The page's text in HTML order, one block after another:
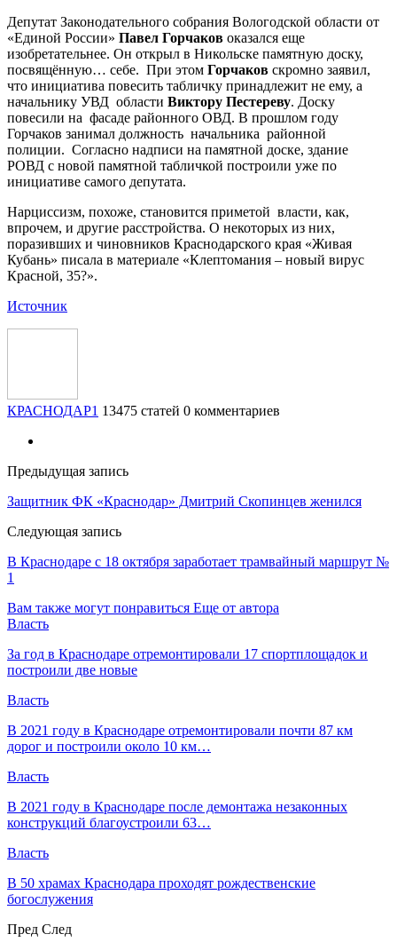
Депутат Законодательного собрания Вологодской области от
«Единой России» Павел Горчаков оказался еще
изобретательнее. Он открыл в Никольске памятную доску,
посвящённую… себе. При этом Горчаков скромно заявил,
что инициатива повесить табличку принадлежит не ему, а
начальнику УВД области Виктору Пестереву. Доску
повесили на фасаде районного ОВД. В прошлом году
Горчаков занимал должность начальника районной
полиции. Согласно надписи на памятной доске, здание
РОВД с новой памятной табличкой построили уже по
инициативе самого депутата.
Нарциссизм, похоже, становится приметой власти, как,
впрочем, и другие расстройства. О некоторых из них,
поразивших и чиновников Краснодарского края «Живая
Кубань» писала в материале «Клептомания – новый вирус
Красной, 35?».
Источник
КРАСНОДАР1 13475 статей 0 комментариев
Предыдущая запись
Защитник ФК «Краснодар» Дмитрий Скопинцев женился
Следующая запись
В Краснодаре с 18 октября заработает трамвайный маршрут №
1
Вам также могут понравиться Еще от автора
Власть
За год в Краснодаре отремонтировали 17 спортплощадок и
построили две новые
Власть
В 2021 году в Краснодаре отремонтировали почти 87 км
дорог и построили около 10 км…
Власть
В 2021 году в Краснодаре после демонтажа незаконных
конструкций благоустроили 63…
Власть
В 50 храмах Краснодара проходят рождественские
богослужения
Пред След